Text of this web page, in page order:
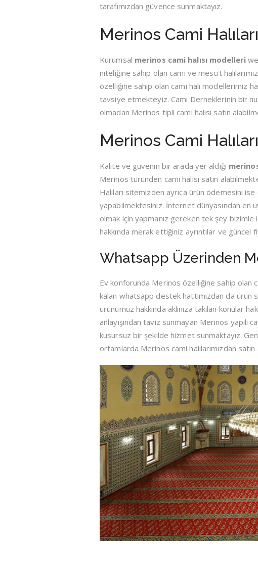
tarafımızdan güvence sunmaktayız.
Merinos Cami
Kurumsal merinos cami halısı modelleri
niteliğine sahip olan cami ve mescit
özelliğine sahip olan cami halı modellerimiz
tavsiye etmekteyiz. Cami Derneklerinin bir
olmadan Merinos tipli cami halısı satın
Merinos Cami
Kalite ve güvenin bir arada yer aldığı
Merinos türünden cami halısı satın
Halıları sitemizden ayrıca ürün ödemesini
yapabilmektesiniz. İnternet dünyasından en
olmak için yapmanız gereken tek şey
hakkında merak ettiğiniz ayrıntılar ve
Whatsapp Üzerinden
Ev konforunda Merinos özelliğine sahip olan
kalan whatsapp destek hattımızdan da
ürünümüz hakkında aklınıza takılan konular
anlayışından taviz sunmayan Merinos yapılı
kusursuz bir şekilde hizmet sunmaktayız.
ortamlarda Merinos cami halılarımızdan